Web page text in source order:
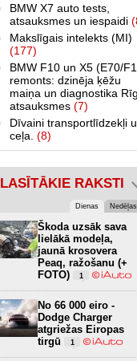
BMW X7 auto tests,
atsauksmes un iespaidi
Makslīgais intelekts (MI)
(177)
BMW F10 un X5 (E70/
remonts: dzinēja ķēžu
maiņa un diagnostika
atsauksmes (7)
Dīvaini transportlīdzekļi
ceļa. (8)
LASĪTĀKIE RAKSTI
Dienas Nedēļas
Škoda uzsāk sava
lielākā modeļa,
jaunā krosovera
Peaq, ražošanu (+
FOTO)
1
No 66 000 eiro -
Dodge Charger
atgriežas Eiropas
tirgū
1